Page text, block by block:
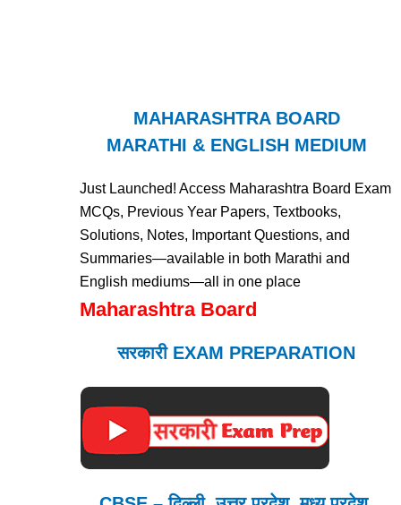
MAHARASHTRA BOARD
MARATHI & ENGLISH MEDIUM
Just Launched! Access Maharashtra Board Exam
MCQs, Previous Year Papers, Textbooks,
Solutions, Notes, Important Questions, and
Summaries—available in both Marathi and
English mediums—all in one place
Maharashtra Board
सरकारी EXAM PREPARATION